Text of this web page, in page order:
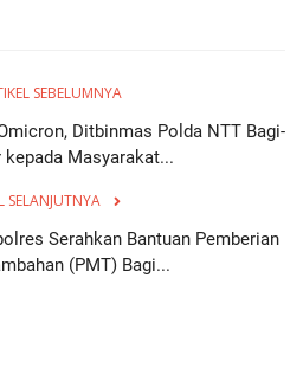
SEBELUMNYA
Ditbinmas Polda NTT Bagi-
kepada Masyarakat...
SELANJUTNYA
Serahkan Bantuan Pemberian
(PMT) Bagi...